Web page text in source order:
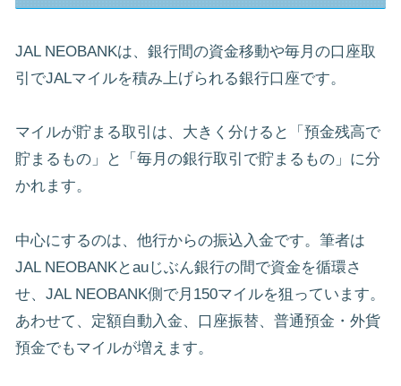
JAL NEOBANKは、銀行間の資金移動や毎月の口座取
引でJALマイルを積み上げられる銀行口座です。
マイルが貯まる取引は、大きく分けると「預金残高で
貯まるもの」と「毎月の銀行取引で貯まるもの」に分
かれます。
中心にするのは、他行からの振込入金です。筆者は
JAL NEOBANKとauじぶん銀行の間で資金を循環さ
せ、JAL NEOBANK側で月150マイルを狙っています。
あわせて、定額自動入金、口座振替、普通預金・外貨
預金でもマイルが増えます。